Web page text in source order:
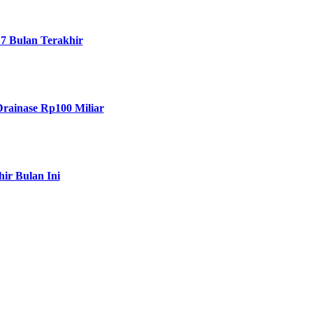
Bulan Terakhir
Rp100 Miliar
Bulan Ini